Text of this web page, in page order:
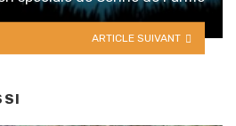
ARTICLE SUIVANT